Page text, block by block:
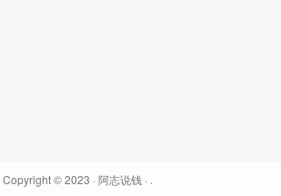
Copyright © 2023 ·阿志说钱· .